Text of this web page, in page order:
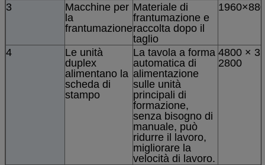
3
Macchine per
la
frantumazione
Materiale di
frantumazione e
raccolta dopo il
taglio
4
Le unità
duplex
alimentano la
scheda di
stampo
La tavola a forma
automatica di
alimentazione
sulle unità
principali di
formazione,
senza bisogno di
manuale, può
ridurre il lavoro,
migliorare la
velocità di lavoro.
4800 ×
2800